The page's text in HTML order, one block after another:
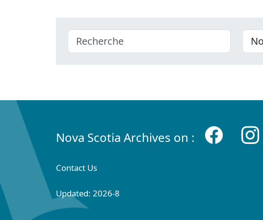
Nova Scotia Archives on :
Contact Us
Updated: 2026-8